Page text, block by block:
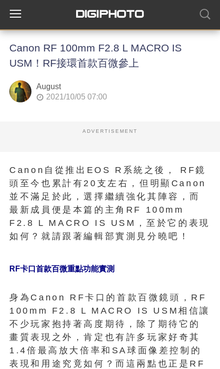
Canon RF 100mm F2.8 L MACRO IS
USM！RF接環首款百微參上
August
2021/10/05 07:00
ADVERTISEMENT
Canon自從推出EOS R系統之後， RF鏡
頭至今也累計有20支左右，但明顯Canon
並不滿足於此，選擇繼續強化其陣容，而
最新成員便是本篇的主角RF 100mm
F2.8 L MACRO IS USM，至於它的表現
如何？就請跟著編輯部實測見分曉吧！
RF卡口首款百微重點功能實測
身為Canon RF卡口的首款百微鏡頭，RF
100mm F2.8 L MACRO IS USM相信讓
不少玩家抱持著高度期待，除了期待它的
畫質表現之外，肯定也有許多玩家好奇其
1.4倍最高放大倍率和SA球面像差控制的
表現和用途究竟如何？而這兩點也正是RF